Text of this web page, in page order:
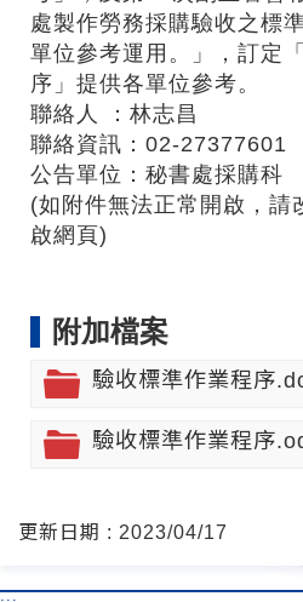
處製作勞務採購驗收之標
單位參考運用。」，訂定
序」提供各單位參考。
聯絡人 ：林志昌
聯絡資訊：02-27377601
公告單位：秘書處採購科
(如附件無法正常開啟，請
啟網頁)
附加檔案
驗收標準作業程序
驗收標準作業程序
更新日期 : 2023/04/17